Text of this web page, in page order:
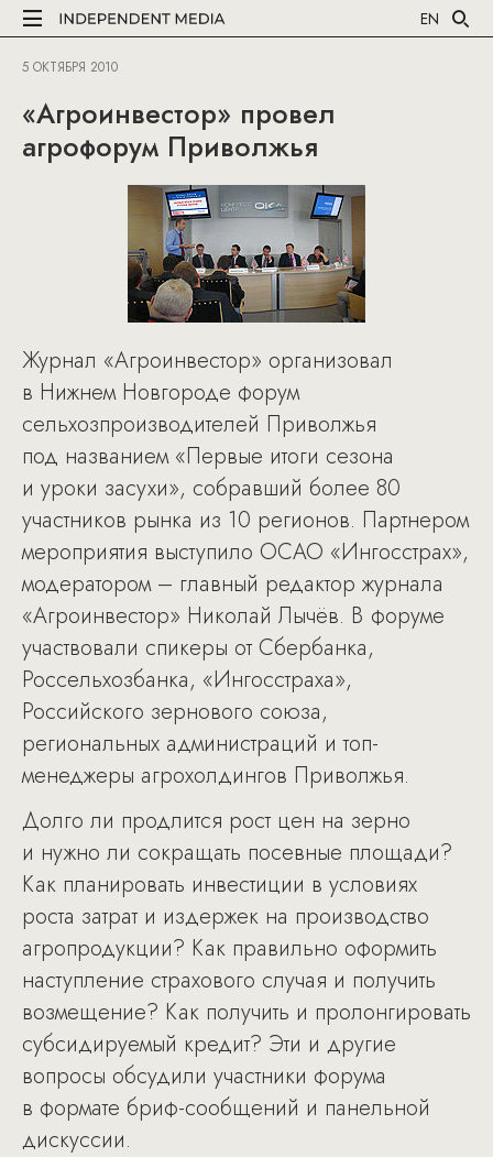
EN
5 ОКТЯБРЯ 2010
«Агроинвестор» провел
агрофорум Приволжья
Журнал «Агроинвестор» организовал
в Нижнем Новгороде форум
сельхозпроизводителей Приволжья
под названием «Первые итоги сезона
и уроки засухи», собравший более 80
участников рынка из 10 регионов. Партнером
мероприятия выступило ОСАО «Ингосстрах»,
модератором – главный редактор журнала
«Агроинвестор» Николай Лычёв. В форуме
участвовали спикеры от Сбербанка,
Россельхозбанка, «Ингосстраха»,
Российского зернового союза,
региональных администраций и топ-
менеджеры агрохолдингов Приволжья.
Долго ли продлится рост цен на зерно
и нужно ли сокращать посевные площади?
Как планировать инвестиции в условиях
роста затрат и издержек на производство
агропродукции? Как правильно оформить
наступление страхового случая и получить
возмещение? Как получить и пролонгировать
субсидируемый кредит? Эти и другие
вопросы обсудили участники форума
в формате бриф-сообщений и панельной
дискуссии.